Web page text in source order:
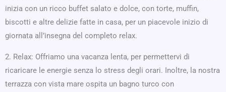
inizia con un ricco buffet salato e dolce, con torte, muffin,
biscotti e altre delizie fatte in casa, per un piacevole inizio di
giornata all’insegna del completo relax.
2. Relax: Offriamo una vacanza lenta, per permettervi di
ricaricare le energie senza lo stress degli orari. Inoltre, la nostra
terrazza con vista mare ospita un bagno turco con